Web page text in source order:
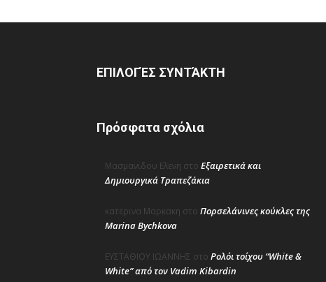
ΕΠΙΛΟΓΈΣ ΣΥΝΤΆΚΤΗ
Πρόσφατα σχόλια
Μασμανιδου Ελενη στο Εξαιρετικά και
Δημιουργικά Τραπεζάκια
κατερινα Μαρκακη στο Πορσελάνινες κούκλες της
Marina Bychkova
ΕΥΣΤΑΘΙΟΥ ΙΩΑΝΝΗΣ στο Ρολόι τοίχου “White &
White” από τον Vadim Kibardin